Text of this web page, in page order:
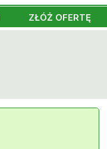
ZŁÓŻ OFERTĘ